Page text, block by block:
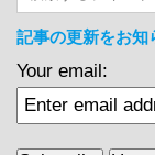
記事の更新をお知
Your email: